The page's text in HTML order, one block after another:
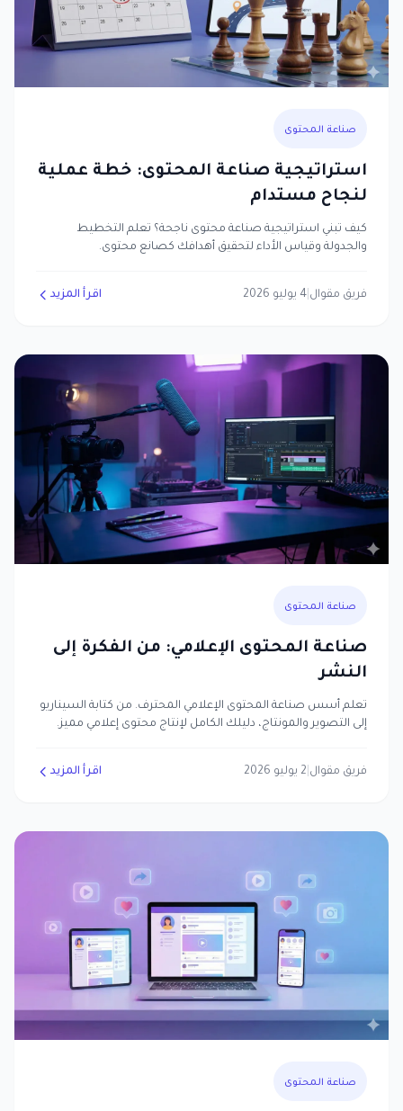
صناعة المحتوى
استراتيجية صناعة المحتوى: خطة عملية
لنجاح مستدام
كيف تبني استراتيجية صناعة محتوى ناجحة؟ تعلم التخطيط
والجدولة وقياس الأداء لتحقيق أهدافك كصانع محتوى.
فريق مقوال 4 يوليو 2026 اقرأ المزيد
صناعة المحتوى
صناعة المحتوى الإعلامي: من الفكرة إلى
النشر
تعلم أسس صناعة المحتوى الإعلامي المحترف. من كتابة السيناريو
إلى التصوير والمونتاج، دليلك الكامل لإنتاج محتوى إعلامي مميز.
فريق مقوال 2 يوليو 2026 اقرأ المزيد
صناعة المحتوى